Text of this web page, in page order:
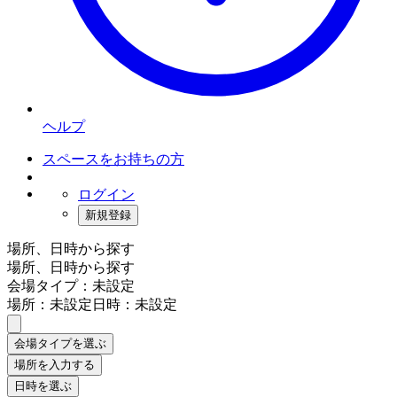
ヘルプ
スペースをお持ちの方
ログイン
新規登録
場所、日時から探す
場所、日時から探す
会場タイプ：未設定
場所：未設定日時：未設定
会場タイプを選ぶ
場所を入力する
日時を選ぶ